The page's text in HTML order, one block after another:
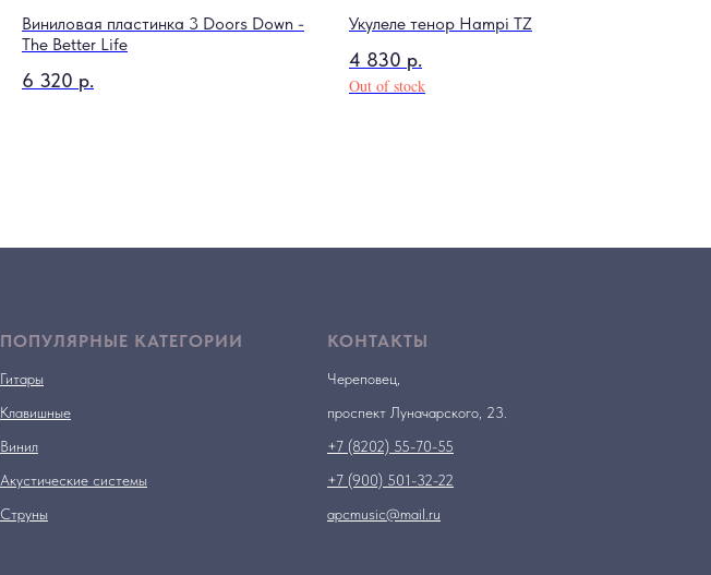
Виниловая пластинка 3 Doors Down -
The Better Life
6 320 р.
Укулеле тенор Hampi TZ
4 830 р.
Out of stock
ПОПУЛЯРНЫЕ КАТЕГОРИИ
Гитары
Клавишные
Винил
Акустические системы
Струны
КОНТАКТЫ
Череповец,
проспект Луначарского, 23.
+7 (8202) 55-70-55
+7 (900) 501-32-22
apcmusic@mail.ru